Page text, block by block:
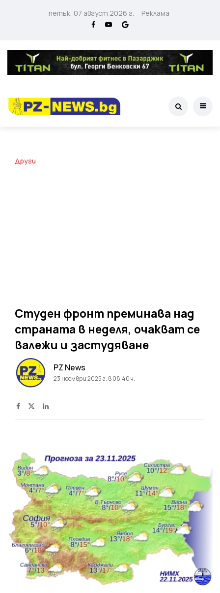
петък, 07 август 2026 г. Реклама
Други
Студен фронт преминава над
страната в неделя, очакват се
валежи и застудяване
PZ News
23 ноември 2025 г. в 08:40 ч.